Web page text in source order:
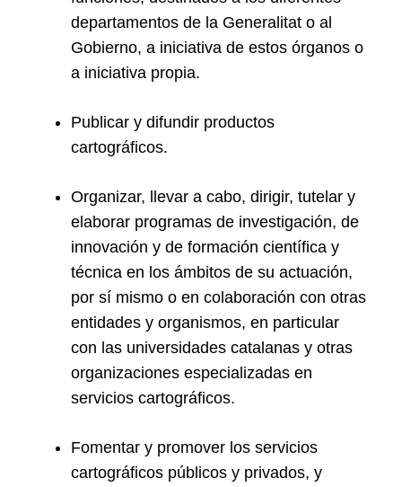
departamentos de la Generalitat o al
Gobierno, a iniciativa de estos órganos o
a iniciativa propia.
Publicar y difundir productos
cartográficos.
Organizar, llevar a cabo, dirigir, tutelar y
elaborar programas de investigación, de
innovación y de formación científica y
técnica en los ámbitos de su actuación,
por sí mismo o en colaboración con otras
entidades y organismos, en particular
con las universidades catalanas y otras
organizaciones especializadas en
servicios cartográficos.
Fomentar y promover los servicios
cartográficos públicos y privados, y
Search